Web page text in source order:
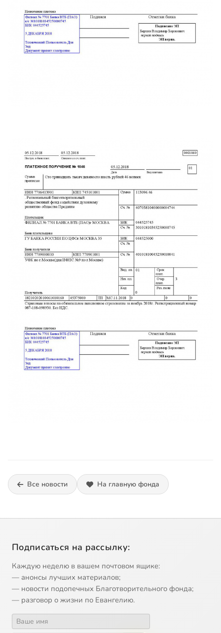
Все новости На главную фонда
Подписаться на рассылку:
Каждую неделю в вашем почтовом ящике:
— анонсы лучших материалов;
— новости подопечных Благотворительного фонда;
— разговор о жизни по Евангелию.